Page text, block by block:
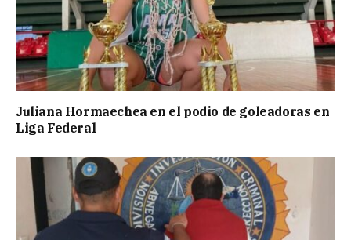
Juliana Hormaechea en el podio de goleadoras en
Liga Federal